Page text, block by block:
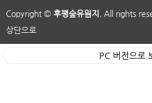
Copyright © 후평숲유원지. All rights
상단으로
PC 버전으로